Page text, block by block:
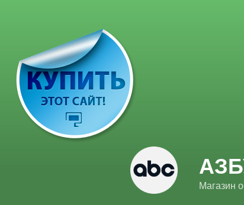
Магазин